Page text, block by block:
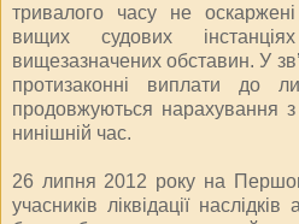
тривалого часу не
вищих судових
вищезазначених обставин. У
протизаконні виплати до
продовжуються нарахування
нинішній час.
26 липня 2012 року на
учасників ліквідації